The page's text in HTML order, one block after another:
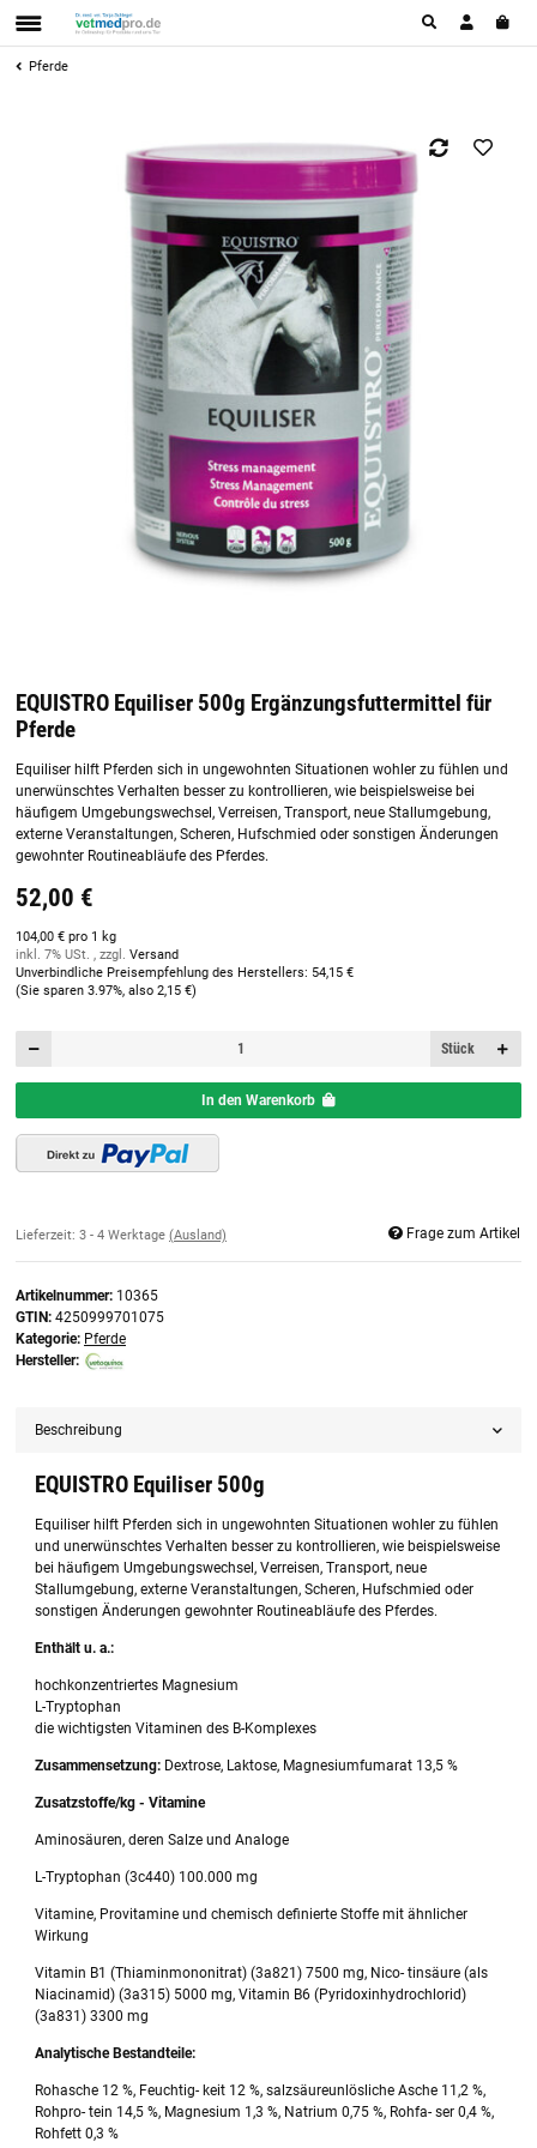
Pferde
EQUISTRO Equiliser 500g Ergänzungsfuttermittel für
Pferde
Equiliser hilft Pferden sich in ungewohnten Situationen wohler zu fühlen und
unerwünschtes Verhalten besser zu kontrollieren, wie beispielsweise bei
häufigem Umgebungswechsel, Verreisen, Transport, neue Stallumgebung,
externe Veranstaltungen, Scheren, Hufschmied oder sonstigen Änderungen
gewohnter Routineabläufe des Pferdes.
52,00 €
104,00 € pro 1 kg
inkl. 7% USt. , zzgl. Versand
Unverbindliche Preisempfehlung des Herstellers: 54,15 €
(Sie sparen 3.97%, also 2,15 €)
Stück
In den Warenkorb
Lieferzeit: 3 - 4 Werktage (Ausland) Frage zum Artikel
Artikelnummer: 10365
GTIN: 4250999701075
Kategorie: Pferde
Hersteller:
Beschreibung
EQUISTRO Equiliser 500g
Equiliser hilft Pferden sich in ungewohnten Situationen wohler zu fühlen
und unerwünschtes Verhalten besser zu kontrollieren, wie beispielsweise
bei häufigem Umgebungswechsel, Verreisen, Transport, neue
Stallumgebung, externe Veranstaltungen, Scheren, Hufschmied oder
sonstigen Änderungen gewohnter Routineabläufe des Pferdes.
Enthält u. a.:
hochkonzentriertes Magnesium
L-Tryptophan
die wichtigsten Vitaminen des B-Komplexes
Zusammensetzung: Dextrose, Laktose, Magnesiumfumarat 13,5 %
Zusatzstoffe/kg - Vitamine
Aminosäuren, deren Salze und Analoge
L-Tryptophan (3c440) 100.000 mg
Vitamine, Provitamine und chemisch definierte Stoffe mit ähnlicher
Wirkung
Vitamin B1 (Thiaminmononitrat) (3a821) 7500 mg, Nico- tinsäure (als
Niacinamid) (3a315) 5000 mg, Vitamin B6 (Pyridoxinhydrochlorid)
(3a831) 3300 mg
Analytische Bestandteile:
Rohasche 12 %, Feuchtig- keit 12 %, salzsäureunlösliche Asche 11,2 %,
Rohpro- tein 14,5 %, Magnesium 1,3 %, Natrium 0,75 %, Rohfa- ser 0,4 %,
Rohfett 0,3 %